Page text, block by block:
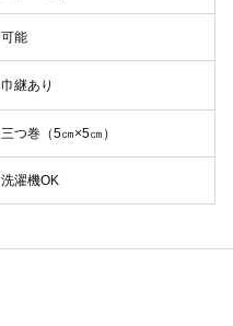
可能
巾継あり
三つ巻（5㎝×5㎝）
洗濯機OK